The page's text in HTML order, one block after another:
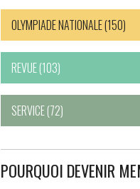
OLYMPIADE NATIONALE(150)
REVUE(103)
SERVICE(72)
POURQUOI DEVENIR